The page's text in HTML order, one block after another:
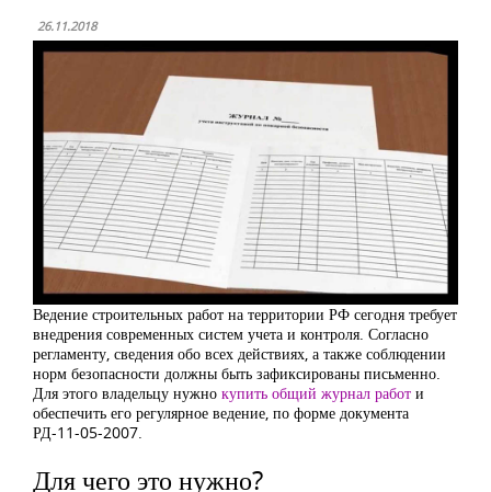
26.11.2018
Ведение строительных работ на территории РФ сегодня требует
внедрения современных систем учета и контроля. Согласно
регламенту, сведения обо всех действиях, а также соблюдении
норм безопасности должны быть зафиксированы письменно.
Для этого владельцу нужно купить общий журнал работ и
обеспечить его регулярное ведение, по форме документа
РД-11-05-2007.
Для чего это нужно?